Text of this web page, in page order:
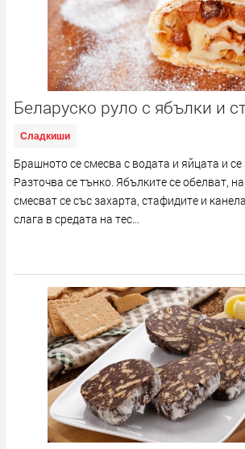
Беларуско руло с ябълки и
Сладкиши
Брашното се смесва с водата и яйцата и се
Разточва се тънко. Ябълките се обелват,
смесват се със захарта, стафидите и
слага в средата на тес...